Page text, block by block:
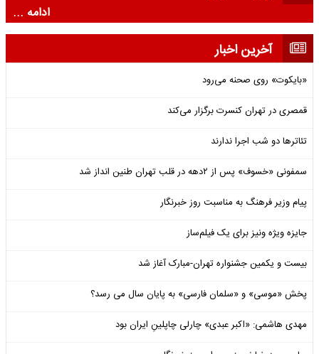
ادامه ...
آخرین اخبار
«بایکوت» روی صحنه می‌رود
قمصری در تهران کنسرت برگزار می‌کند
تئاترها دو شب اجرا ندارند
سمفونی «خسوف» پس از ۲دهه در قلب تهران طنین انداز شد
پیام وزیر فرهنگ به مناسبت روز خبرنگار
جایزه ویژه ونیز برای یک فیلم‌ساز
بیست و یکمین جشنواره تهران-مبارک آغاز شد
پخش «موسی» و «سلمان فارسی» به پایان سال می رسد؟
مهدی هاشمی: «اکبر عبدی» چارلی چاپلینِ ایران بود